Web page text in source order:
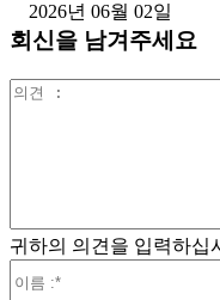
2026년 06월 02일
회신을 남겨주세요
귀하의 의견을 입력하십